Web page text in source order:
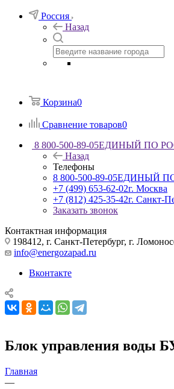
Россия
Назад
Корзина0
Сравнение товаров0
8 800-500-89-05ЕДИНЫЙ ПО
Назад
Телефоны
8 800-500-89-05ЕДИНЫЙ
+7 (499) 653-62-02г. Москва
+7 (812) 425-35-42г. Санкт-
Заказать звонок
Контактная информация
198412, г. Санкт-Петербург, г.
info@energozapad.ru
Вконтакте
Блок управления воды
Главная
—